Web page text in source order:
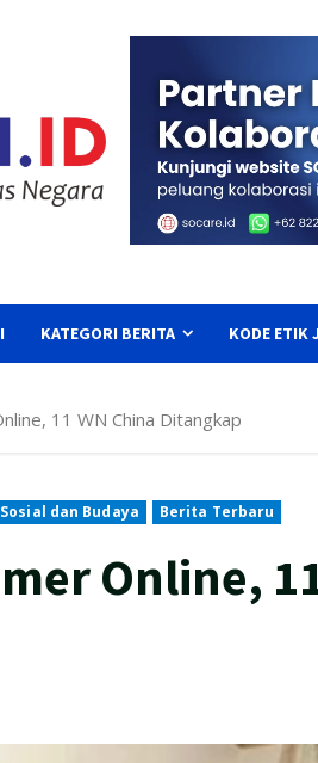
KATEGORI BERITA KODE ETIK
11 WN China Ditangkap
dan Budaya Berita Terbaru
Online,